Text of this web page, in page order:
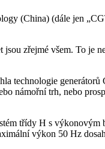
(China) (dále jen
zřejmé všem. To je
technologie
námořní trh, nebo
třídy H s výkonovým
výkon 50 Hz